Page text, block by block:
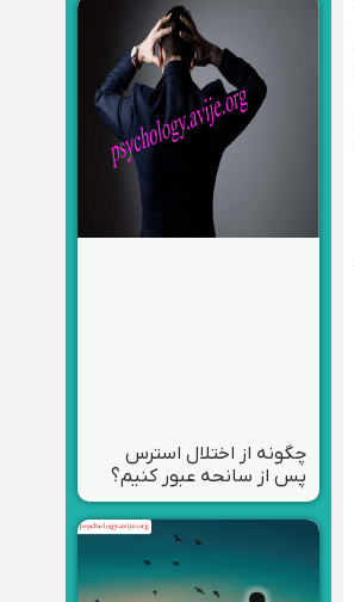
چگونه از اختلال استرس
پس از سانحه عبور کنیم؟